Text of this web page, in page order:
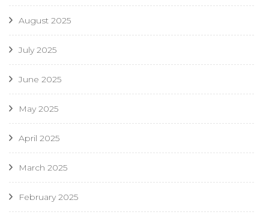
August 2025
July 2025
June 2025
May 2025
April 2025
March 2025
February 2025